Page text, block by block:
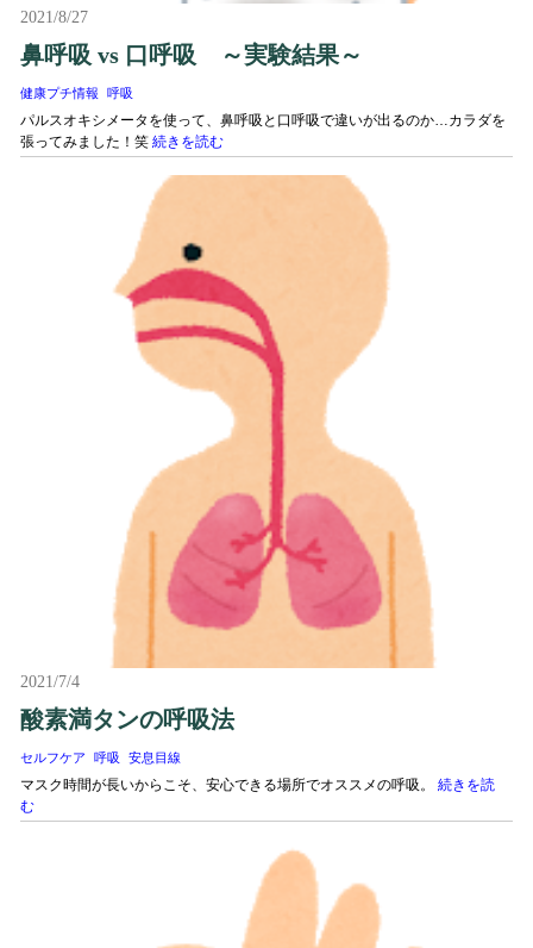
2021/8/27
鼻呼吸 vs 口呼吸 ～実験結果～
健康プチ情報 呼吸
パルスオキシメータを使って、鼻呼吸と口呼吸で違いが出るのか…カラダを
張ってみました！笑 続きを読む
2021/7/4
酸素満タンの呼吸法
セルフケア 呼吸 安息目線
マスク時間が長いからこそ、安心できる場所でオススメの呼吸。 続きを読
む